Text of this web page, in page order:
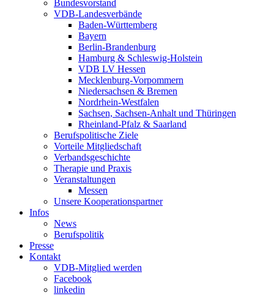
Bundesvorstand
VDB-Landesverbände
Baden-Württemberg
Bayern
Berlin-Brandenburg
Hamburg & Schleswig-Holstein
VDB LV Hessen
Mecklenburg-Vorpommern
Niedersachsen & Bremen
Nordrhein-Westfalen
Sachsen, Sachsen-Anhalt und Thüringen
Rheinland-Pfalz & Saarland
Berufspolitische Ziele
Vorteile Mitgliedschaft
Verbandsgeschichte
Therapie und Praxis
Veranstaltungen
Messen
Unsere Kooperationspartner
Infos
News
Berufspolitik
Presse
Kontakt
VDB-Mitglied werden
Facebook
linkedin